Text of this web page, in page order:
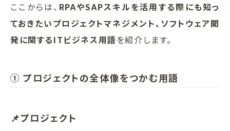
ここからは、 RPAやSAPスキルを活用する際にも知っ
ておきたいプロジェクトマネジメント、ソフトウェア開
発に関するITビジネス用語を紹介します。
① プロジェクトの全体像をつかむ用語
📌プロジェクト